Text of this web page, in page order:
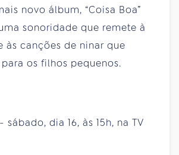
novo álbum, “Coisa Boa”
sonoridade que remete à
às canções de ninar que
os filhos pequenos.
sábado, dia 16, às 15h, na TV